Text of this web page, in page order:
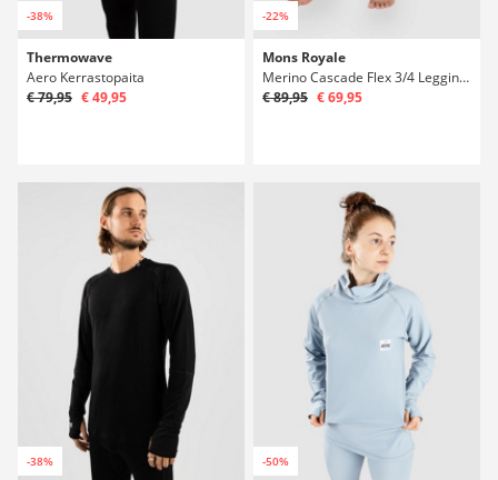
-38%
Thermowave
Aero Kerrastopaita
€ 79,95 € 49,95
-22%
Mons Royale
Merino Cascade Flex 3/4 Legging Kerrastohousut
€ 89,95 € 69,95
-38% -50%